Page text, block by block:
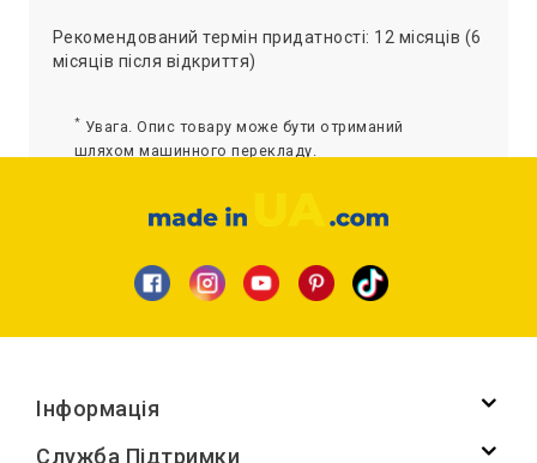
Рекомендований термін придатності: 12 місяців (6
місяців після відкриття)
* Увага. Опис товару може бути отриманий
шляхом машинного перекладу.
Інформація
Служба Підтримки